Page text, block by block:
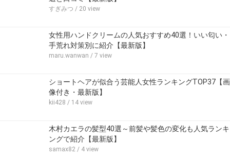
すぎみつ / 20 view
女性用ハンドクリームの人気おすすめ40選！いい匂い・
手荒れ対策別に紹介【最新版】
maru.wanwan / 7 view
ショートヘアが似合う芸能人女性ランキングTOP37【画
像付き・最新版】
kii428 / 14 view
木村カエラの髪型40選～前髪や髪色の変化も人気ランキ
ングで紹介【最新版】
samax82 / 4 view